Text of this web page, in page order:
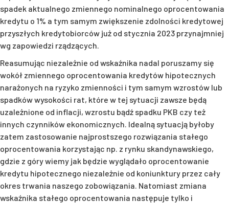
spadek aktualnego zmiennego nominalnego oprocentowania
kredytu o 1% a tym samym zwiększenie zdolności kredytowej
przyszłych kredytobiorców już od stycznia 2023 przynajmniej
wg zapowiedzi rządzących.
Reasumując niezależnie od wskaźnika nadal poruszamy się
wokół zmiennego oprocentowania kredytów hipotecznych
narażonych na ryzyko zmienności i tym samym wzrostów lub
spadków wysokości rat, które w tej sytuacji zawsze będą
uzależnione od inflacji, wzrostu bądź spadku PKB czy też
innych czynników ekonomicznych. Idealną sytuacją byłoby
zatem zastosowanie najprostszego rozwiązania stałego
oprocentowania korzystając np. z rynku skandynawskiego,
gdzie z góry wiemy jak będzie wyglądało oprocentowanie
kredytu hipotecznego niezależnie od koniunktury przez cały
okres trwania naszego zobowiązania. Natomiast zmiana
wskaźnika stałego oprocentowania następuje tylko i